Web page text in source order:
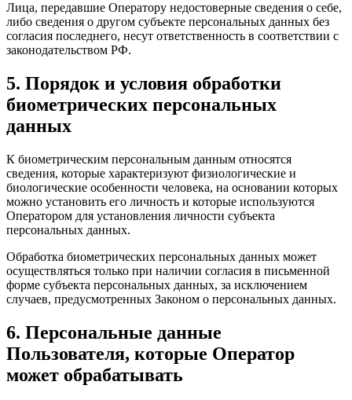
Лица, передавшие Оператору недостоверные сведения о себе,
либо сведения о другом субъекте персональных данных без
согласия последнего, несут ответственность в соответствии с
законодательством РФ.
5. Порядок и условия обработки
биометрических персональных
данных
К биометрическим персональным данным относятся
сведения, которые характеризуют физиологические и
биологические особенности человека, на основании которых
можно установить его личность и которые используются
Оператором для установления личности субъекта
персональных данных.
Обработка биометрических персональных данных может
осуществляться только при наличии согласия в письменной
форме субъекта персональных данных, за исключением
случаев, предусмотренных Законом о персональных данных.
6. Персональные данные
Пользователя, которые Оператор
может обрабатывать